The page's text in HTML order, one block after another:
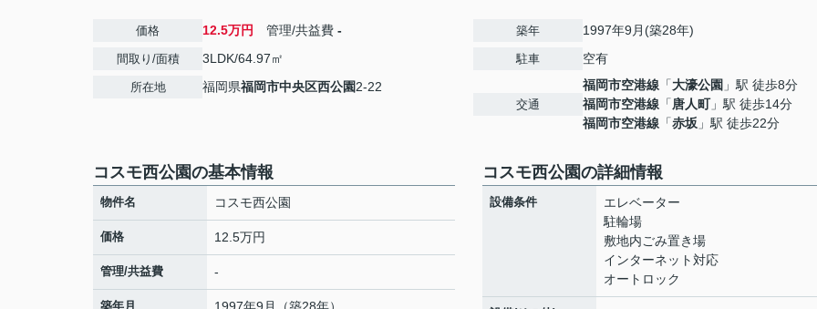
価格 12.5万円 管理/共益費 -
間取り/面積 3LDK/64.97㎡
所在地 福岡県福岡市中央区西公園2-22
築年 1997年9月(築28年)
駐車 空有
交通
福岡市空港線 「大濠公園 」駅 徒歩8分
福岡市空港線 「唐人町」駅 徒歩14分
福岡市空港線 「赤坂 」駅 徒歩22分
コスモ西公園の基本情報
物件名 コスモ西公園
価格 12.5万円
管理/共益費 -
築年月
コスモ西公園の詳細情報
設備条件
エレベーター
駐輪場
敷地内ごみ置き場
インターネット対応
オートロック